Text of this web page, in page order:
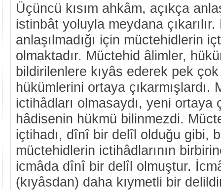
Üçüncü kısım ahkâm, açıkça
istinbât yoluyla meydana
anlaşılmadığı için müctehidlerin
olmaktadır. Müctehid âlimler,
bildirilenlere kıyâs ederek pek çok
hükümlerini ortaya çıkarmışlardı.
ictihâdları olmasaydı, yeni ortaya
hâdisenin hükmü bilinmezdi.
içtihadı, dînî bir delîl olduğu gibi,
müctehidlerin ictihâdlarının
icmâda dînî bir delîl olmuştur.
(kıyâsdan) daha kıymetli bir